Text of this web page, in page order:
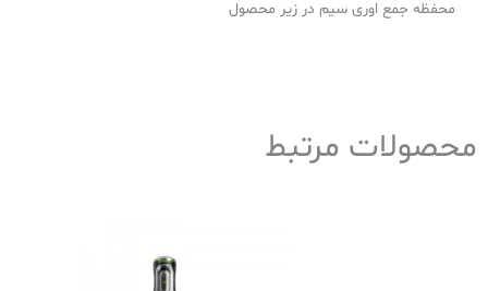
محفظه جمع اوری سیم در زیر محصول
محصولات مرتبط